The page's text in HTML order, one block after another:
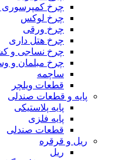
چرخ کمپرسوری
چرخ لوکس
چرخ ورقی
چرخ هتل داری
چرخ نساجی و
چرخ مبلمان و
ساچمه
قطعات ویلچر
پایه و قطعات صندلی
پایه پلاستیکی
پایه فلزی
قطعات صندلی
ریل و قرقره
ریل